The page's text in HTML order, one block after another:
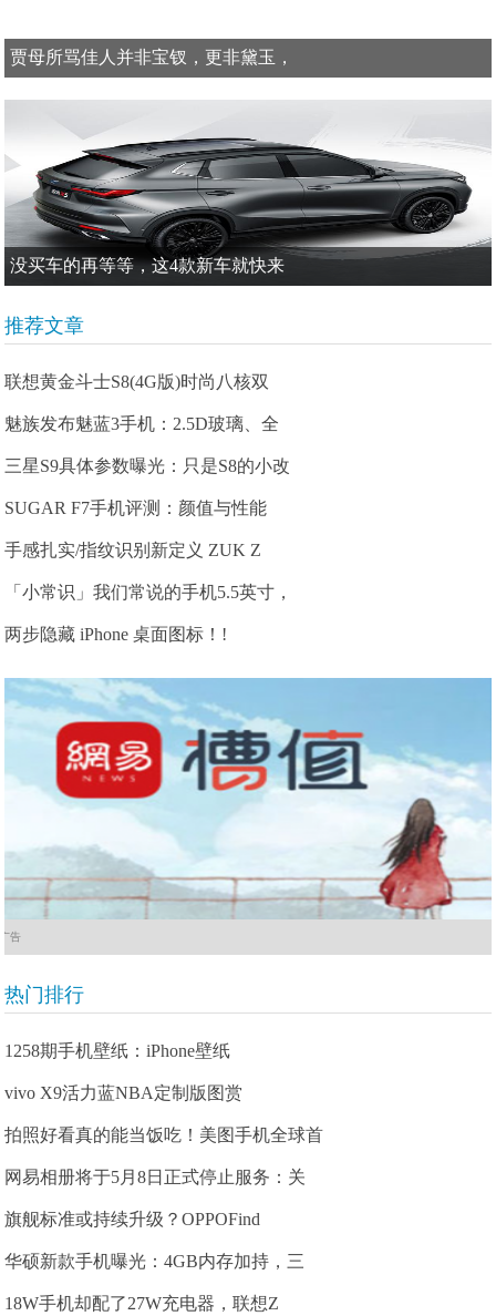
贾母所骂佳人并非宝钗，更非黛玉，
没买车的再等等，这4款新车就快来
推荐文章
联想黄金斗士S8(4G版)时尚八核双
魅族发布魅蓝3手机：2.5D玻璃、全
三星S9具体参数曝光：只是S8的小改
SUGAR F7手机评测：颜值与性能
手感扎实/指纹识别新定义 ZUK Z
「小常识」我们常说的手机5.5英寸，
两步隐藏 iPhone 桌面图标！!
广告
热门排行
1258期手机壁纸：iPhone壁纸
vivo X9活力蓝NBA定制版图赏
拍照好看真的能当饭吃！美图手机全球首
网易相册将于5月8日正式停止服务：关
旗舰标准或持续升级？OPPOFind
华硕新款手机曝光：4GB内存加持，三
18W手机却配了27W充电器，联想Z